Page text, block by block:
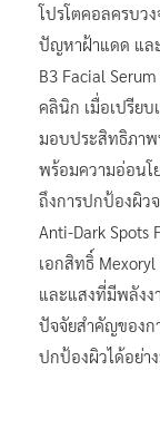
โปรโตคอลครบว
ปัญหาฝ้าแดด แล
B3 Facial
คลินิก เมื่อเปรียบ
มอบประสิทธิภาพ
พร้อมความอ่อนโ
ถึงการปกป้องผิว
Anti-Dark
เอกสิทธิ์
และแสงที่มีพลังง
ปัจจัยสำคัญของก
ปกป้องผิวได้อย่า